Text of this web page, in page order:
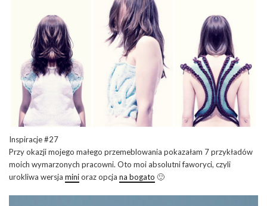
Inspiracje #27
Przy okazji mojego małego przemeblowania pokazałam 7 przykładów
moich wymarzonych pracowni. Oto moi absolutni faworyci, czyli
urokliwa wersja minioraz opcja na bogato 🙂